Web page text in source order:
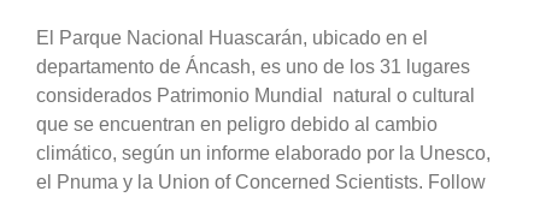
El Parque Nacional Huascarán, ubicado en el
departamento de Áncash, es uno de los 31 lugares
considerados Patrimonio Mundial natural o cultural
que se encuentran en peligro debido al cambio
climático, según un informe elaborado por la Unesco,
el Pnuma y la Union of Concerned Scientists. Follow